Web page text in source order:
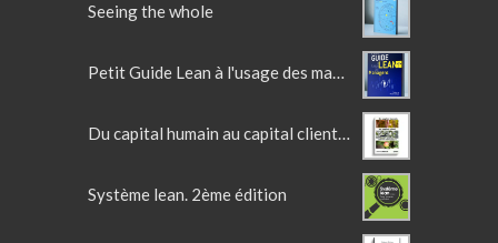
Seeing the whole
Petit Guide Lean à l'usage des managers
Du capital humain au capital client - Lean en France Vol 2
Système lean. 2ème édition